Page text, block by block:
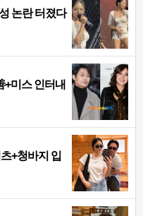
논란 터졌다
+미스 인터내
+청바지 입